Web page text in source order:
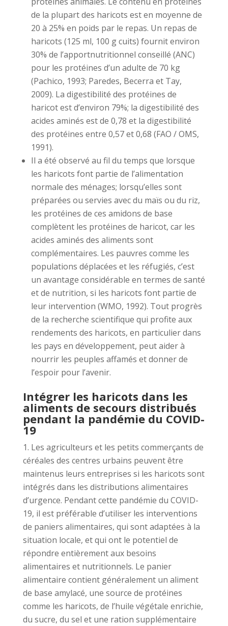
de la plupart des haricots est en moyenne de
20 à 25% en poids par le repas. Un repas de
haricots (125 ml, 100 g cuits) fournit environ
30% de l’apportnutritionnel conseillé (ANC)
pour les protéines d’un adulte de 70 kg
(Pachico, 1993; Paredes, Becerra et Tay,
2009). La digestibilité des protéines de
haricot est d’environ 79%; la digestibilité des
acides aminés est de 0,78 et la digestibilité
des protéines entre 0,57 et 0,68 (FAO / OMS,
1991).
Il a été observé au fil du temps que lorsque
les haricots font partie de l’alimentation
normale des ménages; lorsqu’elles sont
préparées ou servies avec du maïs ou du riz,
les protéines de ces amidons de base
complètent les protéines de haricot, car les
acides aminés des aliments sont
complémentaires. Les pauvres comme les
populations déplacées et les réfugiés, c’est
un avantage considérable en termes de santé
et de nutrition, si les haricots font partie de
leur intervention (WMO, 1992). Tout progrès
de la recherche scientifique qui profite aux
rendements des haricots, en particulier dans
les pays en développement, peut aider à
nourrir les peuples affamés et donner de
l’espoir pour l’avenir.
Intégrer les haricots dans les
aliments de secours distribués
pendant la pandémie du COVID-
19
Les agriculteurs et les petits commerçants de
céréales des centres urbains peuvent être
maintenus leurs entreprises si les haricots sont
intégrés dans les distributions alimentaires
d’urgence. Pendant cette pandémie du COVID-
19, il est préférable d’utiliser les interventions
de paniers alimentaires, qui sont adaptées à la
situation locale, et qui ont le potentiel de
répondre entièrement aux besoins
alimentaires et nutritionnels. Le panier
alimentaire contient généralement un aliment
de base amylacé, une source de protéines
comme les haricots, de l’huile végétale enrichie,
du sucre, du sel et une ration supplémentaire